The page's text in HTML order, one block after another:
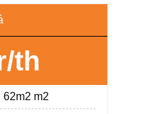
th
62m2 m2